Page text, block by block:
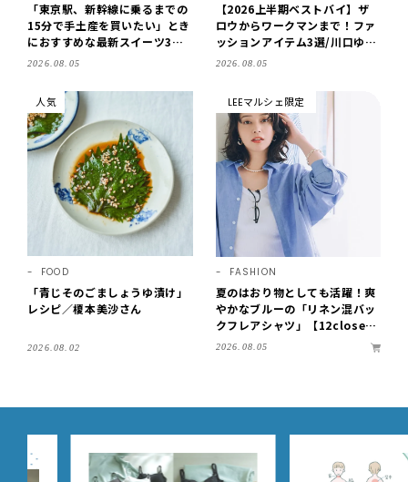
「東京駅、新幹線に乗るまでの
15分で手土産を買いたい」とき
におすすめな最新スイーツ3選
【東京駅改札内・朝8時開店】
2026.08.05
【2026上半期ベストバイ】ザ
ロウからワークマンまで！ファ
ッションアイテム3選/川口ゆか
り
2026.08.05
人気
FOOD
「青じそのごましょうゆ漬け」
レシピ／榎本美沙さん
2026.08.02
LEEマルシェ限定
FASHION
夏のはおり物としても活躍！爽
やかなブルーの「リネン混バッ
クフレアシャツ」【12close
t】
2026.08.05